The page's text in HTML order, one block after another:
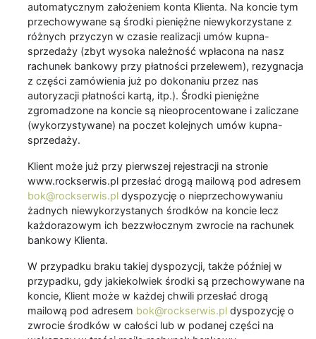
automatycznym założeniem konta Klienta. Na koncie tym
przechowywane są środki pieniężne niewykorzystane z
różnych przyczyn w czasie realizacji umów kupna-
sprzedaży (zbyt wysoka należność wpłacona na nasz
rachunek bankowy przy płatności przelewem), rezygnacja
z części zamówienia już po dokonaniu przez nas
autoryzacji płatności kartą, itp.). Środki pieniężne
zgromadzone na koncie są nieoprocentowane i zaliczane
(wykorzystywane) na poczet kolejnych umów kupna-
sprzedaży.
Klient może już przy pierwszej rejestracji na stronie
www.rockserwis.pl przesłać drogą mailową pod adresem
bok@rockserwis.pl dyspozycję o nieprzechowywaniu
żadnych niewykorzystanych środków na koncie lecz
każdorazowym ich bezzwłocznym zwrocie na rachunek
bankowy Klienta.
W przypadku braku takiej dyspozycji, także później w
przypadku, gdy jakiekolwiek środki są przechowywane na
koncie, Klient może w każdej chwili przesłać drogą
mailową pod adresem bok@rockserwis.pl dyspozycję o
zwrocie środków w całości lub w podanej części na